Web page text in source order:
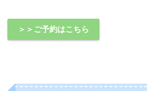
＞＞ご予約はこちら